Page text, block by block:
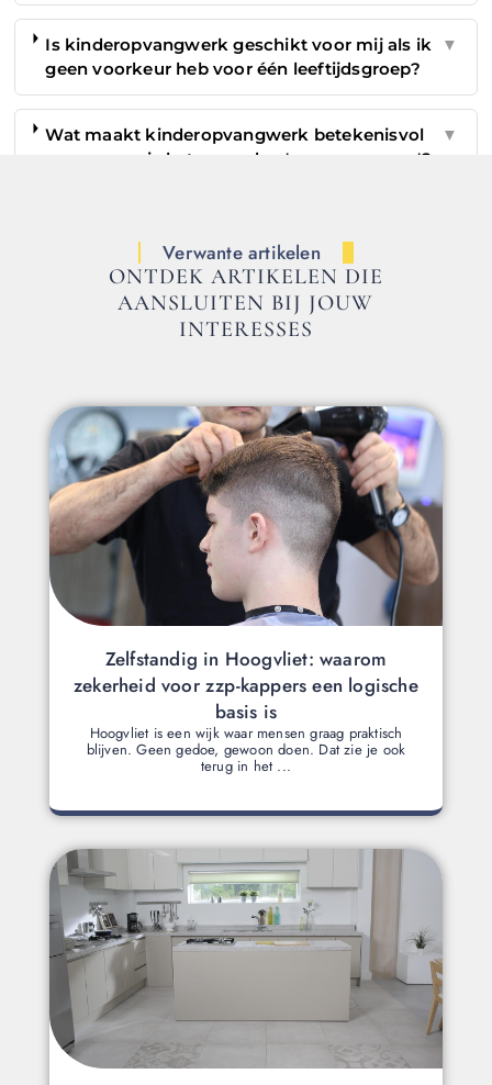
Is kinderopvangwerk geschikt voor mij als ik
geen voorkeur heb voor één leeftijdsgroep?
▼
Wat maakt kinderopvangwerk betekenisvol
en waarom is het meer dan 'even oppassen'?
▼
Verwante artikelen
ONTDEK ARTIKELEN DIE
AANSLUITEN BIJ JOUW
INTERESSES
Zelfstandig in Hoogvliet: waarom
zekerheid voor zzp-kappers een logische
basis is
Hoogvliet is een wijk waar mensen graag praktisch
blijven. Geen gedoe, gewoon doen. Dat zie je ook
terug in het ...